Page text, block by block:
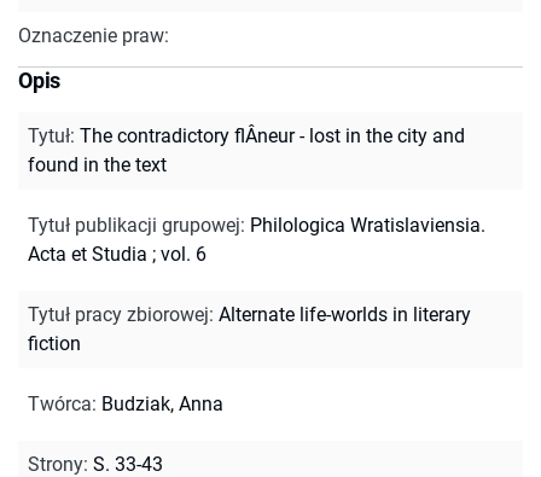
Oznaczenie praw:
Opis
Tytuł: The contradictory flÂneur - lost in the city and
found in the text
Tytuł publikacji grupowej: Philologica Wratislaviensia.
Acta et Studia ; vol. 6
Tytuł pracy zbiorowej: Alternate life-worlds in literary
fiction
Twórca: Budziak, Anna
Strony: S. 33-43